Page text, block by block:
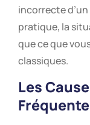
incorrecte
pratique, la
que ce que
classiques.
Les